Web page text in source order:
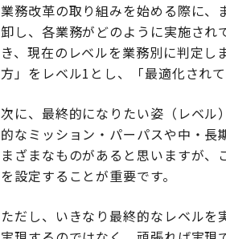
業務改革の取り組みを始める際に、
卸し、各業務がどのように実施され
き、現在のレベルを業務別に判定し
方」をレベル1とし、「最適化され
次に、最終的になりたい姿（レベル
的なミッション・パーパスや中・
まざまなものがあると思いますが
を設定することが重要です。
ただし、いきなり最終的なレベル